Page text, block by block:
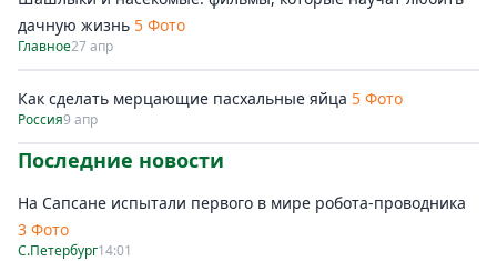
дачную жизнь 5 Фото
Главное27 апр
Как сделать мерцающие пасхальные яйца 5 Фото
Россия9 апр
Последние новости
На Сапсане испытали первого в мире робота-проводника
3 Фото
С.Петербург14:01